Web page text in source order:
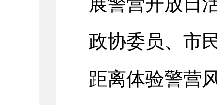
政协委员、市
距离体验警营